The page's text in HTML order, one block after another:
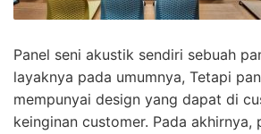
Panel seni akustik sendiri sebuah
layaknya pada umumnya, Tetapi
mempunyai design yang dapat di
keinginan customer. Pada akhirnya,